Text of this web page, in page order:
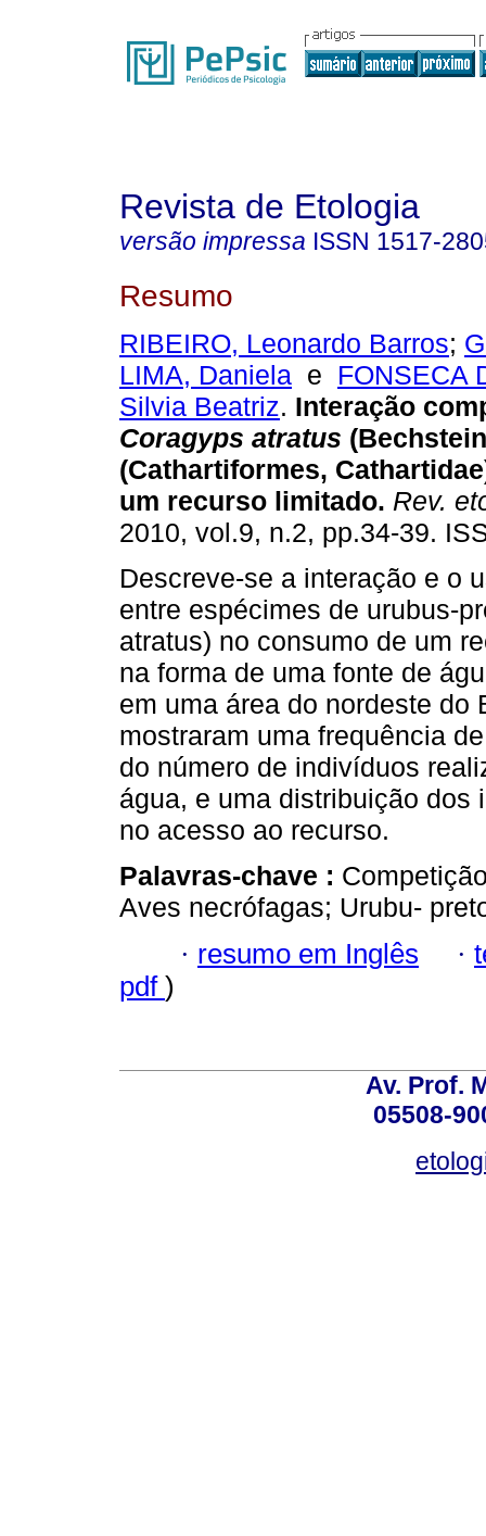
Revista de Etologia
versão impressa ISSN 1517-
Resumo
RIBEIRO, Leonardo Barros;
LIMA, Daniela e FONSECA
Silvia Beatriz. Interação
Coragyps atratus
(Cathartiformes,
um recurso limitado. Rev.
2010, vol.9, n.2, pp.34-39.
Descreve-se a interação e o
entre espécimes de urubus-
atratus) no consumo de um
na forma de uma fonte de
em uma área do nordeste do
mostraram uma frequência
do número de indivíduos
água, e uma distribuição dos
no acesso ao recurso.
Palavras-chave :
Aves necrófagas; Urubu-
· resumo em Inglês ·
pdf )
Av. Prof.
05508-